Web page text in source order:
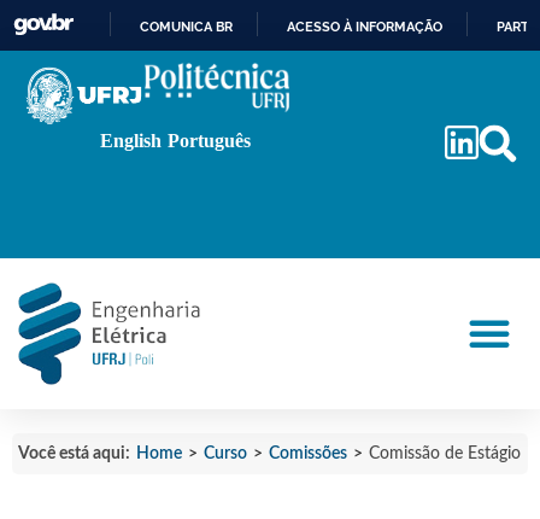
PARA
COMUNICA BR ACESSO À INFORMAÇÃO
English Português
Você está aqui: Home > Curso > Comissões > Comissão de Estágio